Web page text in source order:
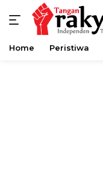
Langsung
Home Peristiwa